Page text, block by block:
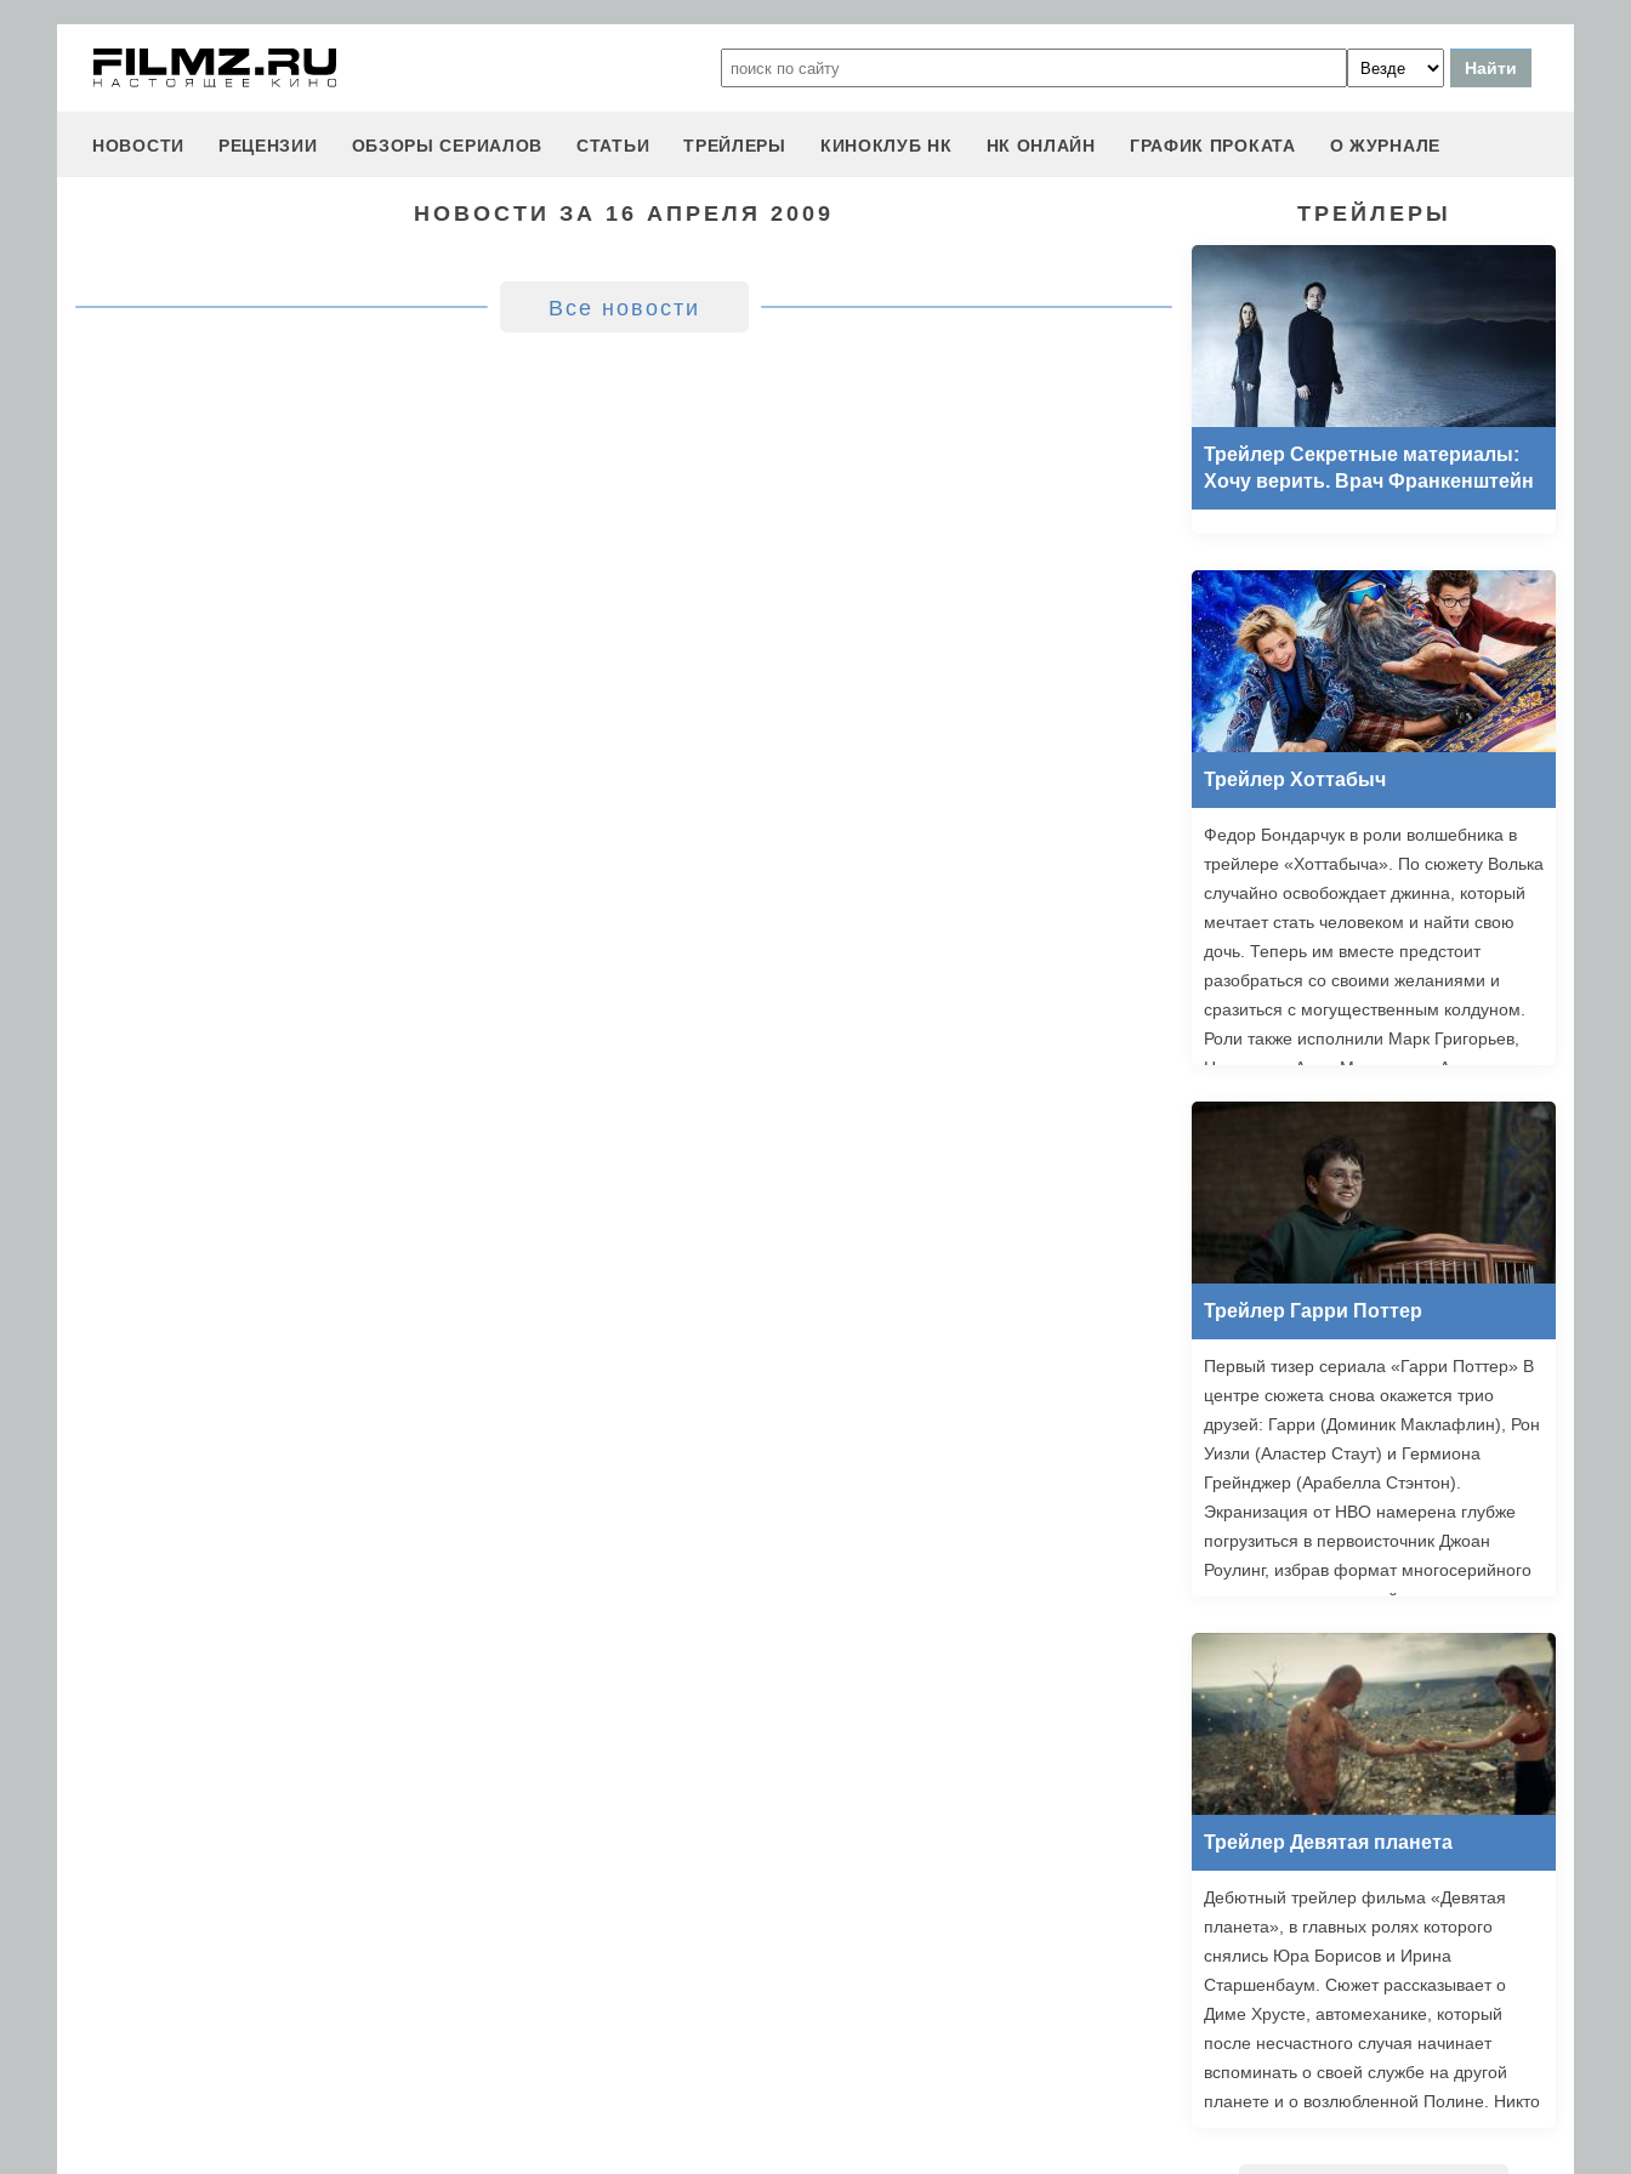
НОВОСТИ РЕЦЕНЗИИ ОБЗОРЫ СЕРИАЛОВ СТАТЬИ ТРЕЙЛЕРЫ КИНОКЛУБ НК НК ОНЛАЙН ГРАФИК ПРОКАТА О ЖУРНАЛЕ
НОВОСТИ ЗА 16 АПРЕЛЯ 2009
Все новости
ТРЕЙЛЕРЫ
Трейлер Секретные материалы:
Хочу верить. Врач Франкенштейн
Трейлер Хоттабыч
Федор Бондарчук в роли волшебника в
трейлере «Хоттабыча». По сюжету Волька
случайно освобождает джинна, который
мечтает стать человеком и найти свою
дочь. Теперь им вместе предстоит
разобраться со своими желаниями и
сразиться с могущественным колдуном.
Роли также исполнили Марк Григорьев,
Надежда и Анна Михалковы, Аскар
«Хоттабыч» выйдет в прокат 1 января
Трейлер Гарри Поттер
Первый тизер сериала «Гарри Поттер» В
центре сюжета снова окажется трио
друзей: Гарри (Доминик Маклафлин), Рон
Уизли (Аластер Стаут) и Гермиона
Грейнджер (Арабелла Стэнтон).
Экранизация от HBO намерена глубже
погрузиться в первоисточник Джоан
Роулинг, избрав формат многосерийного
повествования, который позволяет лучше
Трейлер Девятая планета
Дебютный трейлер фильма «Девятая
планета», в главных ролях которого
снялись Юра Борисов и Ирина
Старшенбаум. Сюжет рассказывает о
Диме Хрусте, автомеханике, который
после несчастного случая начинает
вспоминать о своей службе на другой
планете и о возлюбленной Полине. Никто